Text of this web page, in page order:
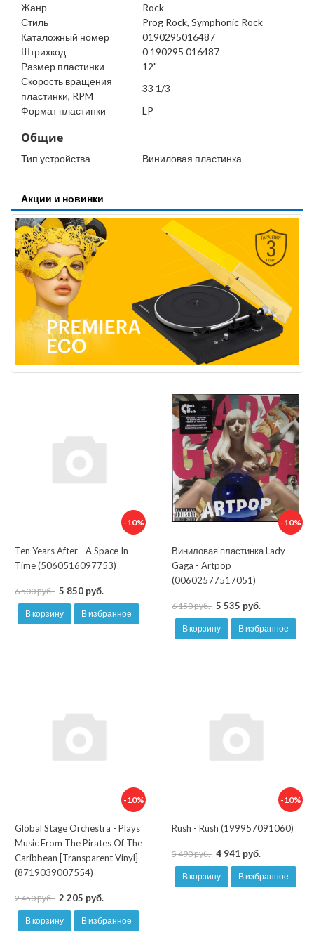
Жанр
Rock
Стиль
Prog Rock, Symphonic Rock
Каталожный номер
0190295016487
Штрихкод
0 190295 016487
Размер пластинки
12"
Скорость вращения
пластинки, RPM
33 1/3
Формат пластинки
LP
Общие
Тип устройства Виниловая пластинка
Акции и новинки
-10%
Ten Years After - A Space In
Time (5060516097753)
6 500 руб. 5 850 руб.
В корзину В избранное
-10%
Виниловая пластинка Lady
Gaga - Artpop
(00602577517051)
6 150 руб. 5 535 руб.
В корзину В избранное
-10%
Global Stage Orchestra - Plays
Music From The Pirates Of The
Caribbean [Transparent Vinyl]
(8719039007554)
2 450 руб. 2 205 руб.
В корзину В избранное
-10%
Rush - Rush (199957091060)
5 490 руб. 4 941 руб.
В корзину В избранное